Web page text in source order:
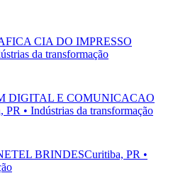
CIA DO IMPRESSO
da transformação
DIGITAL E COMUNICACAO
PR • Indústrias da transformação
BRINDESCuritiba, PR •